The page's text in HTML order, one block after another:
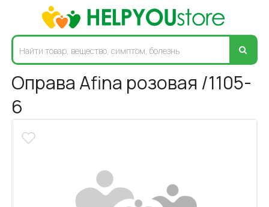
Оправа Afina розовая /1105-
6